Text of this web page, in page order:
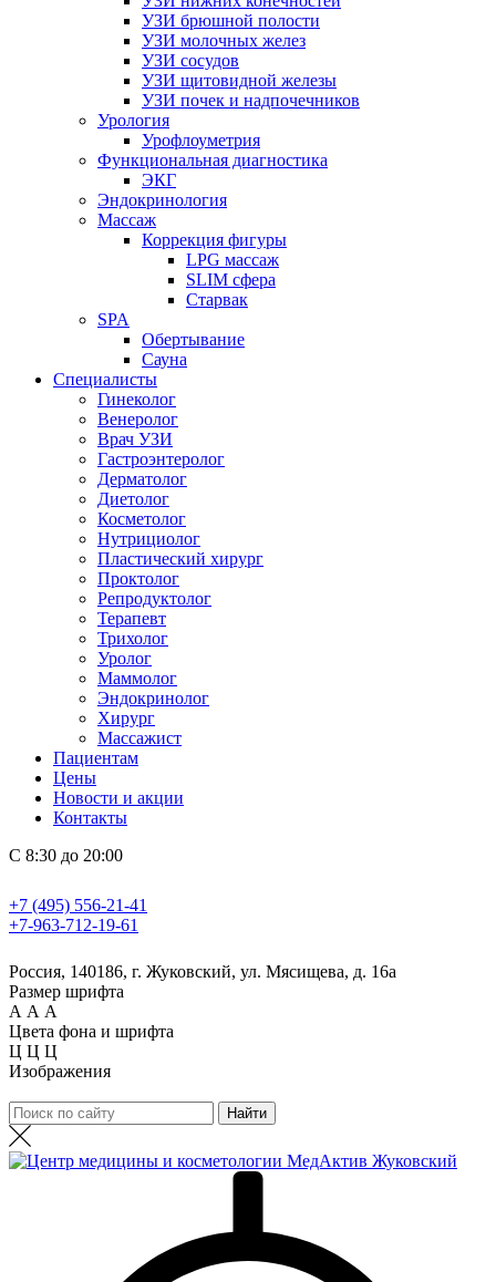
УЗИ брюшной полости
УЗИ молочных желез
УЗИ сосудов
УЗИ щитовидной железы
УЗИ почек и надпочечников
Урология
Урофлоуметрия
Функциональная диагностика
ЭКГ
Эндокринология
Массаж
Коррекция фигуры
LPG массаж
SLIM сфера
Старвак
SPA
Обертывание
Сауна
Специалисты
Гинеколог
Венеролог
Врач УЗИ
Гастроэнтеролог
Дерматолог
Диетолог
Косметолог
Нутрициолог
Пластический хирург
Проктолог
Репродуктолог
Терапевт
Трихолог
Уролог
Маммолог
Эндокринолог
Хирург
Массажист
Пациентам
Цены
Новости и акции
Контакты
С 8:30 до 20:00
+7 (495) 556-21-41
+7-963-712-19-61
Россия, 140186, г. Жуковский, ул. Мясищева, д. 16а
Размер шрифта
А А А
Цвета фона и шрифта
Ц Ц Ц
Изображения